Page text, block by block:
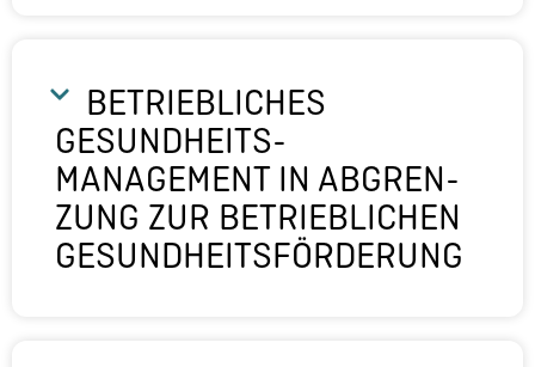
BETRIEB­LI­CHES
GESUNDHEITS­
MANAGEMENT IN ABGREN­
ZUNG ZUR BETRIEB­LI­CHEN
GESUNDHEITS­FÖRDERUNG